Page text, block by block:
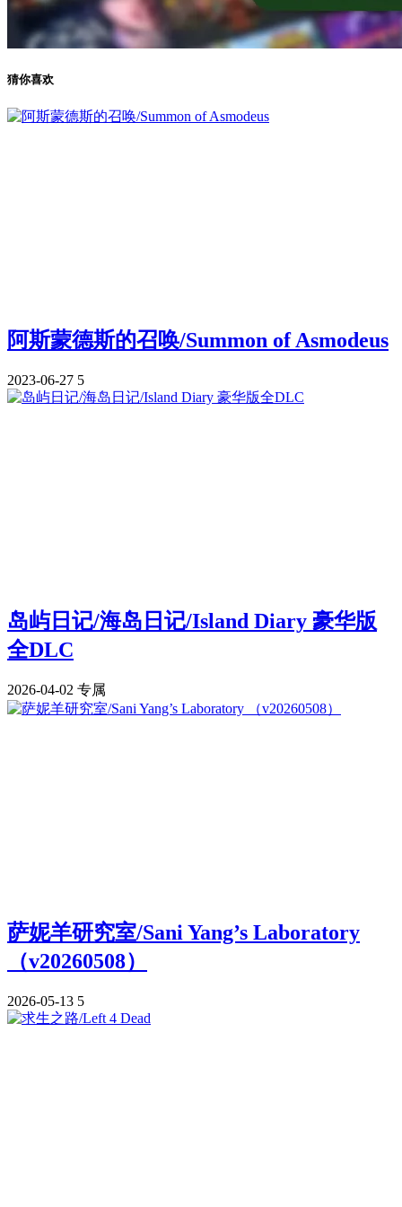
猜你喜欢
阿斯蒙德斯的召唤/Summon of Asmodeus
2023-06-27 5
岛屿日记/海岛日记/Island Diary 豪华版
全DLC
2026-04-02 专属
萨妮羊研究室/Sani Yang’s Laboratory
（v20260508）
2026-05-13 5